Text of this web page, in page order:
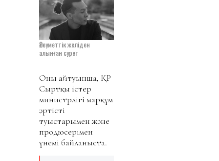
Әлеуметтік желіден
алынған сурет
Оның айтуынша, ҚР
Сыртқы істер
министрлігі марқұм
әртістің
туыстарымен және
продюсерімен
үнемі байланыста.